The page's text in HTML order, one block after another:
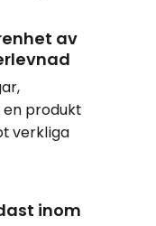
av
produkt
verkliga
inom